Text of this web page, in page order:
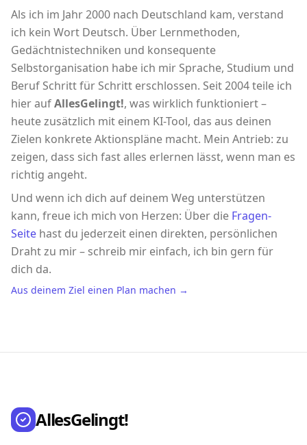
Als ich im Jahr 2000 nach Deutschland kam, verstand
ich kein Wort Deutsch. Über Lernmethoden,
Gedächtnistechniken und konsequente
Selbstorganisation habe ich mir Sprache, Studium und
Beruf Schritt für Schritt erschlossen. Seit 2004 teile ich
hier aufAllesGelingt!, was wirklich funktioniert –
heute zusätzlich mit einem KI-Tool, das aus deinen
Zielen konkrete Aktionspläne macht. Mein Antrieb: zu
zeigen, dass sich fast alles erlernen lässt, wenn man es
richtig angeht.
Und wenn ich dich auf deinem Weg unterstützen
kann, freue ich mich von Herzen: Über die Fragen-
Seite hast du jederzeit einen direkten, persönlichen
Draht zu mir – schreib mir einfach, ich bin gern für
dich da.
Aus deinem Ziel einen Plan machen →
AllesGelingt!